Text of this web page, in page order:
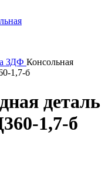
ЗДФ Консольная
1,7-б
деталь
1,7-б